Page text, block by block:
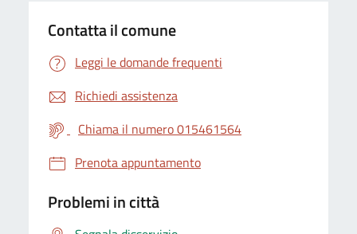
Contatta il comune
Leggi le domande frequenti
Richiedi assistenza
Chiama il numero 015461564
Prenota appuntamento
Problemi in città